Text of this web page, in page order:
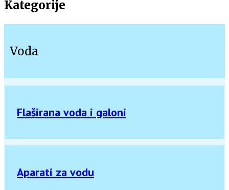
Kategorije
Voda
Flaširana voda i galoni
Aparati za vodu